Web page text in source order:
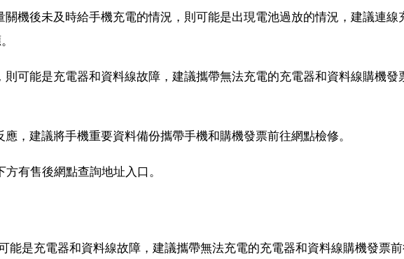
機後未及時給手機充電的情況，則可能是出現電池過放的情況，建議連線
可能是充電器和資料線故障，建議攜帶無法充電的充電器和資料線購機發
，建議將手機重要資料備份攜帶手機和購機發票前往網點檢修。
有售後網點查詢地址入口。
能是充電器和資料線故障，建議攜帶無法充電的充電器和資料線購機發票